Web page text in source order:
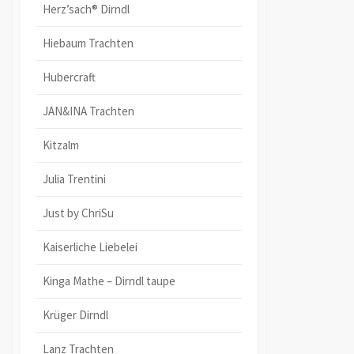
Herz’sach® Dirndl
Hiebaum Trachten
Hubercraft
JAN&INA Trachten
Kitzalm
Julia Trentini
Just by ChriSu
Kaiserliche Liebelei
Kinga Mathe – Dirndl taupe
Krüger Dirndl
Lanz Trachten